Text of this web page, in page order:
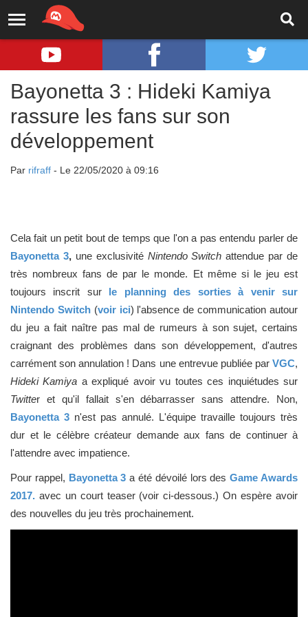
Bayonetta 3 : Hideki Kamiya
rassure les fans sur son
développement
Par rifraff - Le 22/05/2020 à 09:16
Cela fait un petit bout de temps que l'on a pas entendu parler de
Bayonetta 3, une exclusivité Nintendo Switch attendue par de
très nombreux fans de par le monde. Et même si le jeu est
toujours inscrit sur le planning des sorties à venir sur
Nintendo Switch(voir ici) l'absence de communication autour
du jeu a fait naître pas mal de rumeurs à son sujet, certains
craignant des problèmes dans son développement, d'autres
carrément son annulation ! Dans une entrevue publiée parVGC,
Hideki Kamiya a expliqué avoir vu toutes ces inquiétudes sur
Twitter et qu'il fallait s'en débarrasser sans attendre. Non,
Bayonetta 3 n'est pas annulé. L'équipe travaille toujours très
dur et le célèbre créateur demande aux fans de continuer à
l'attendre avec impatience.
Pour rappel, Bayonetta 3 a été dévoilé lors des Game Awards
2017. avec un court teaser (voir ci-dessous.) On espère avoir
des nouvelles du jeu très prochainement.